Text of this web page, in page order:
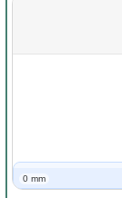
0 mm